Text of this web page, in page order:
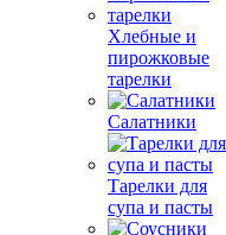
Хлебные и
пирожковые
тарелки
Салатники
Тарелки для
супа и пасты